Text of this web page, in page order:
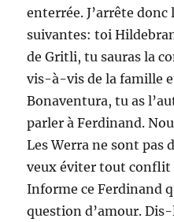
enterrée. J’arrête
suivantes: toi
de Gritli, tu sauras la
vis-à-vis de la famille
Bonaventura, tu as
parler à Ferdinand.
Les Werra ne sont pas
veux éviter tout conflit
Informe ce Ferdinand
question d’amour.